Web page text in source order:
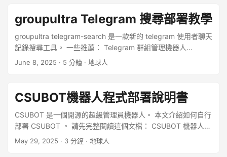
傳、發布、傳輸、分發或公開展示 kas app 內容。用戶同意不
將 kas app 用於銷售、交易或其他商業用途。用戶不得使用威
脅性、辱罵性、粗俗、無禮或犯罪性語言。用戶亦不得發布或
傳輸侵犯任何第三方權利或包含病毒或其他有害成分的信息或
資料。 kas app 保留刪除或編輯用戶提交的任何信息或資料的
權利。 ...
groupultra Telegram 搜尋部署教學
groupultra telegram-search 是一款新的 telegram 使用者聊天
記錄搜尋工具。 一些推薦： Telegram 群組管理機器人
@CSUBOT ：可以私訊新使用者，傳送 CloudFlare 的網頁驗
取不同網站的公網 IP ，可以檢測代理分流配置，避免被 AI 工
具封號。可以查看使用者存取 中國網站，國際知名 AI 網站，被
封的國際網站，可以的國際網站 所使用的 IP 項目特點 據官方
文檔， Telegram Search 提供以下核心功能： ...
June 8, 2025 · 5 分鐘 · 地球人
CSUBOT機器人程式部署說明書
CSUBOT 是一個開源的超級管理員機器人。 本文介紹如何自行
部署 CSUBOT 。 請先完整閱讀這個文檔： CSUBOT 機器人使
用說明書 推薦： 查詢本機訪問不同網站的公網 IP ，用於檢查
May 29, 2025 · 3 分鐘 · 地球人